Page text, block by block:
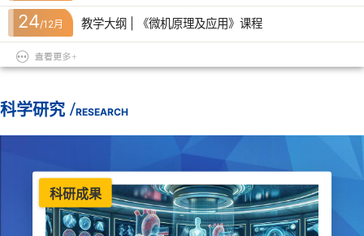
24/12月 教学大纲 | 《微机原理及应用》课程
科学研究 /RESEARCH
科研成果